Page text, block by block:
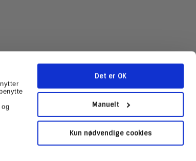
Det er OK
Manuelt
Kun nødvendige cookies
31602041
Sitemap